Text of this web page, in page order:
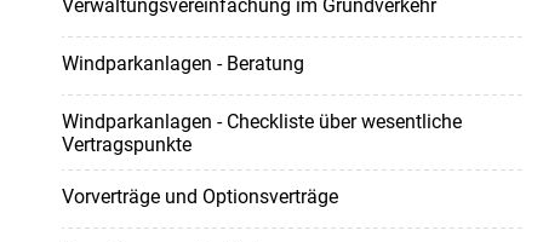
Verwaltungsvereinfachung im Grundverkehr
Windparkanlagen - Beratung
Windparkanlagen - Checkliste über wesentliche
Vertragspunkte
Vorverträge und Optionsverträge